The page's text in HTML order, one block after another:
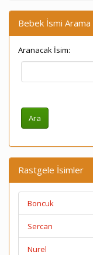
Bebek İsmi Arama
Aranacak İsim:
Rastgele İsimler
Boncuk
Sercan
Nurel